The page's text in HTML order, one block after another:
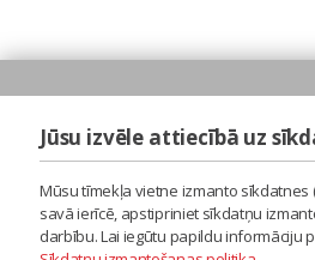
Jūsu izvēle attiecībā uz
Mūsu tīmekļa vietne izmanto
savā ierīcē, apstipriniet sīkdatņu
darbību. Lai iegūtu papildu informāciju